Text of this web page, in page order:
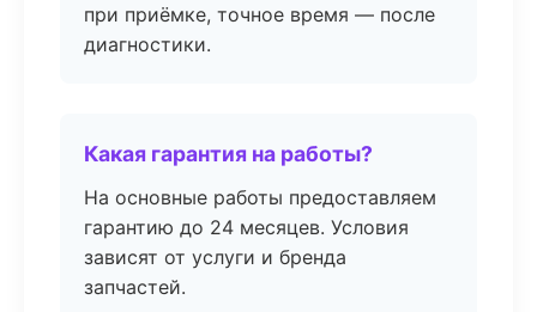
при приёмке, точное время — после
диагностики.
Какая гарантия на работы?
На основные работы предоставляем
гарантию до 24 месяцев. Условия
зависят от услуги и бренда
запчастей.